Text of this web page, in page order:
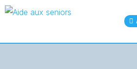
Skip